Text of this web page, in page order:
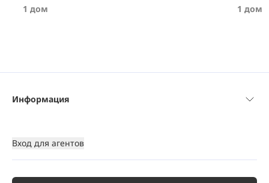
1 дом 1 дом
Информация
Вход для агентов